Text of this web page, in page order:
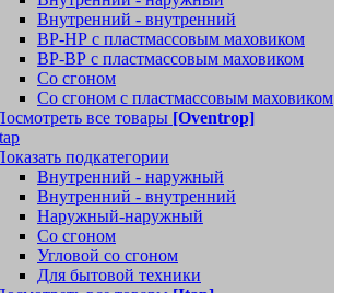
Внутренний - внутренний
ВР-НР с пластмассовым маховиком
ВР-ВР с пластмассовым маховиком
Со сгоном
Со сгоном с пластмассовым маховиком
все товары [Oventrop]
подкатегории
Внутренний - наружный
Внутренний - внутренний
Наружный-наружный
Со сгоном
Угловой со сгоном
Для бытовой техники